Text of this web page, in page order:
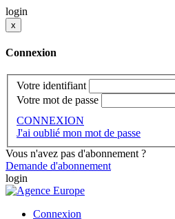
login
x
Connexion
Votre identifiant
Votre mot de passe
CONNEXION
J'ai oublié mon mot de passe
Vous n'avez pas d'abonnement ?
Demande d'abonnement
login
Connexion